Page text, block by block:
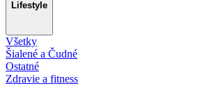
Lifestyle
Všetky
Šialené a Čudné
Ostatné
Zdravie a fitness